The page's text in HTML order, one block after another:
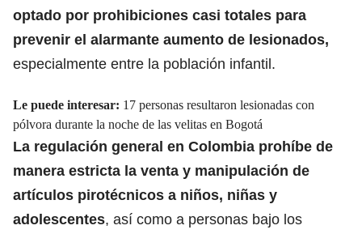
optado por prohibiciones casi totales para
prevenir el alarmante aumento de lesionados,
especialmente entre la población infantil.
Le puede interesar: 17 personas resultaron lesionadas con
pólvora durante la noche de las velitas en Bogotá
La regulación general en Colombia prohíbe de
manera estricta la venta y manipulación de
artículos pirotécnicos a niños, niñas y
adolescentes, así como a personas bajo los